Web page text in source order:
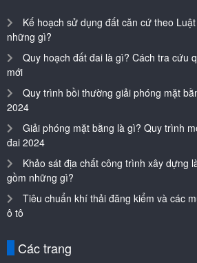
Kế hoạch sử dụng đất căn cứ theo
những gì?
Quy hoạch đất đai là gì? Cách tra cứu
mới
Quy trình bồi thường giải phóng mặt
2024
Giải phóng mặt bằng là gì? Quy trình
đai 2024
Khảo sát địa chất công trình xây dựng
gồm những gì?
Tiêu chuẩn khí thải đăng kiểm và các
ô tô
Các trang